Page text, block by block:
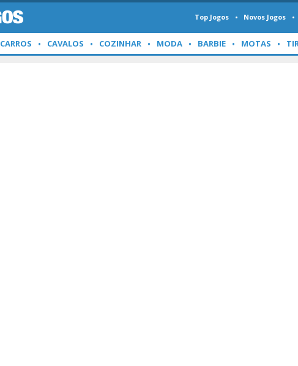
Top Jogos Novos Jogos
CARROS CAVALOS COZINHAR MODA BARBIE MOTAS